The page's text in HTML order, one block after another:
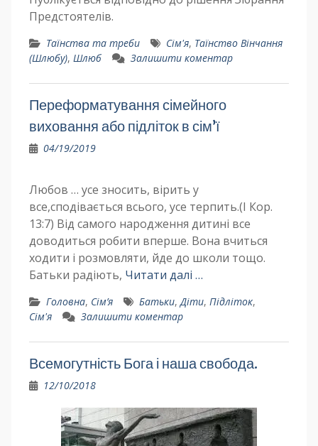
Предстоятелів.
Таїнства та треби Сім'я, Таїнство Вінчання
(Шлюбу), Шлюб Залишити коментар
Переформатування сімейного
виховання або підліток в сім’ї
04/19/2019
Любов … усе зносить, вірить у
все,сподівається всього, усе терпить.(І Кор.
13:7) Від самого народження дитині все
доводиться робити вперше. Вона вчиться
ходити і розмовляти, йде до школи тощо.
Батьки радіють, Читати далі …
Головна, Сім’я Батьки,Діти, Підліток,
Сім'я
Залишити коментар
Всемогутність Бога і наша свобода.
12/10/2018